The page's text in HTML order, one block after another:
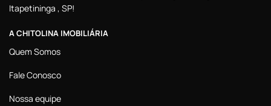
Itapetininga , SP!
A CHITOLINA IMOBILIÁRIA
Quem Somos
Fale Conosco
Nossa equipe